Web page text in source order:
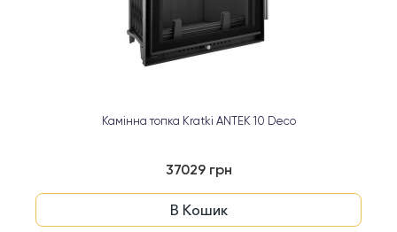
Камінна топка Kratki ANTEK 10 Deco
37029 грн
В Кошик